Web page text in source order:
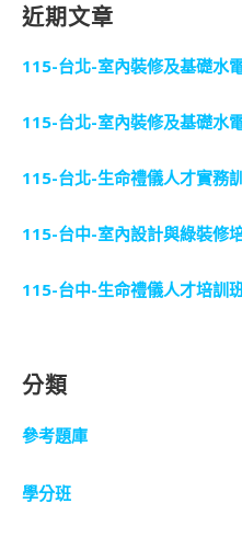
近期文章
115-台北-室內裝修及基礎水
115-台北-室內裝修及基礎水
115-台北-生命禮儀人才實務
115-台中-室內設計與綠裝修
115-台中-生命禮儀人才培訓
分類
參考題庫
學分班